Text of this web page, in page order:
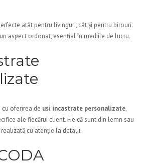
atât pentru livinguri, cât și pentru birouri.
aspect ordonat, esențial în mediile de lucru.
cu oferirea de usi incastrate personalizate,
ale fiecărui client. Fie că sunt din lemn sau
cu atenție la detalii.